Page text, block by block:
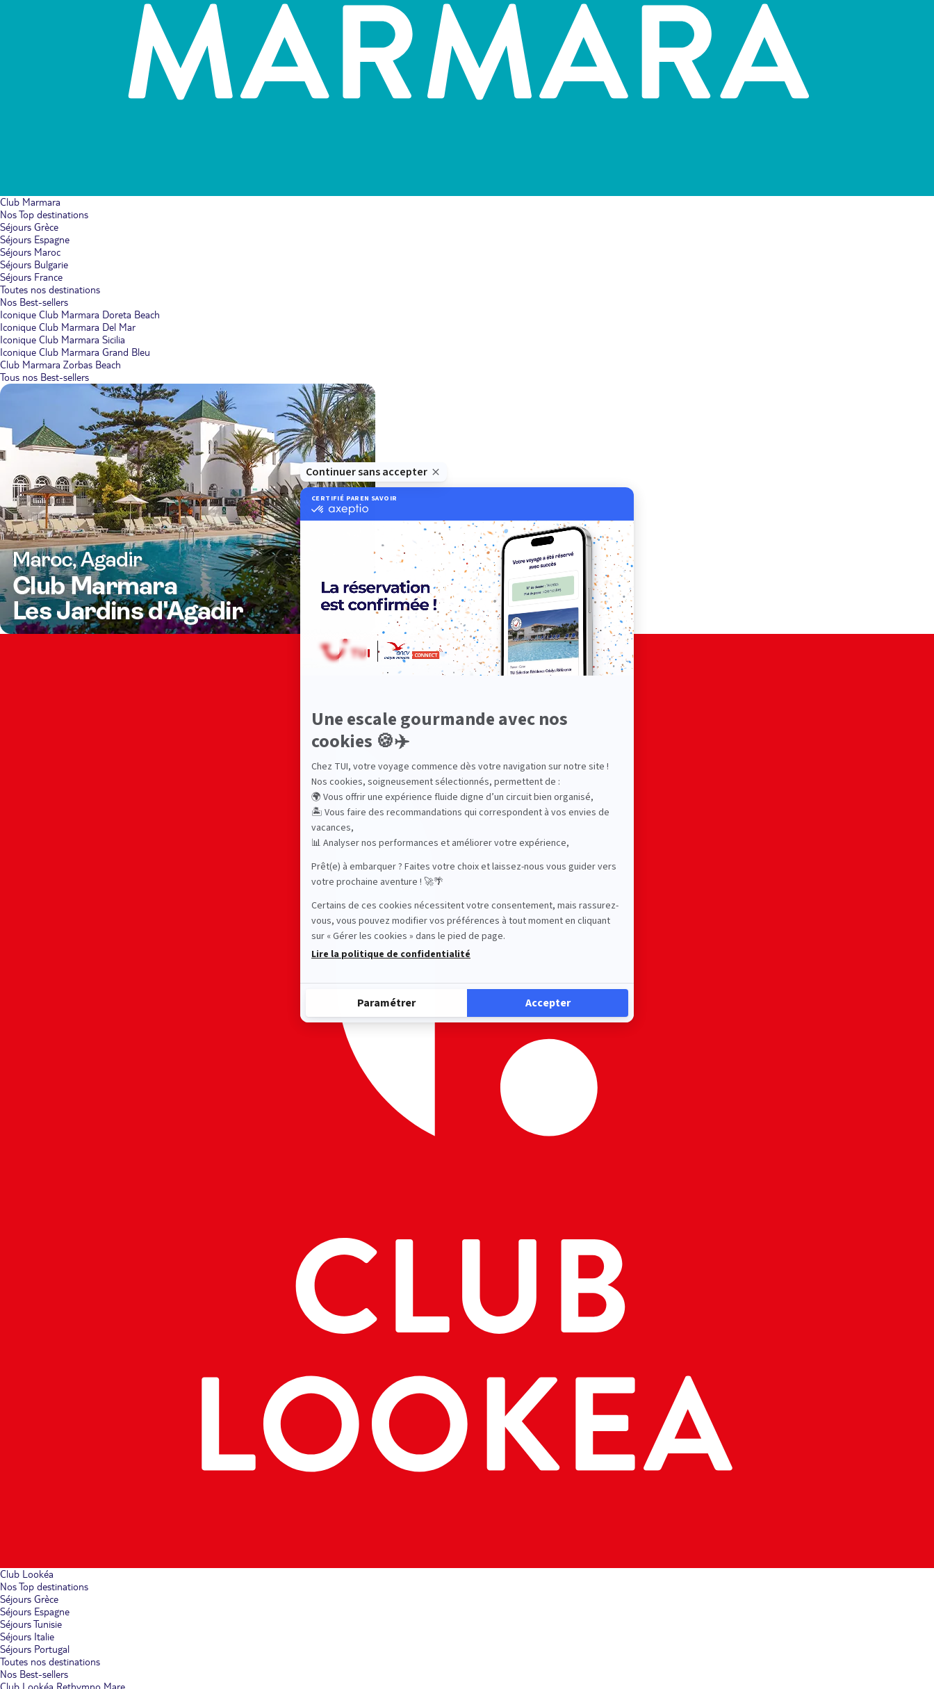
Club Marmara
Nos Top destinations
Séjours Grèce
Séjours Espagne
Séjours Maroc
Séjours Bulgarie
Séjours France
Toutes nos destinations
Nos Best-sellers
Iconique Club Marmara Doreta Beach
Iconique Club Marmara Del Mar
Iconique Club Marmara Sicilia
Iconique Club Marmara Grand Bleu
Club Marmara Zorbas Beach
Tous nos Best-sellers
Club Lookéa
Nos Top destinations
Séjours Grèce
Séjours Espagne
Séjours Tunisie
Séjours Italie
Séjours Portugal
Toutes nos destinations
Nos Best-sellers